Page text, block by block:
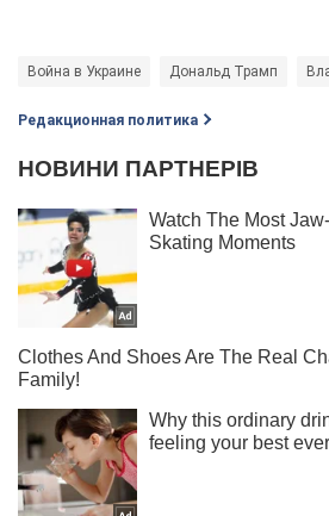
Война в Украине Дональд Трамп
Редакционная политика